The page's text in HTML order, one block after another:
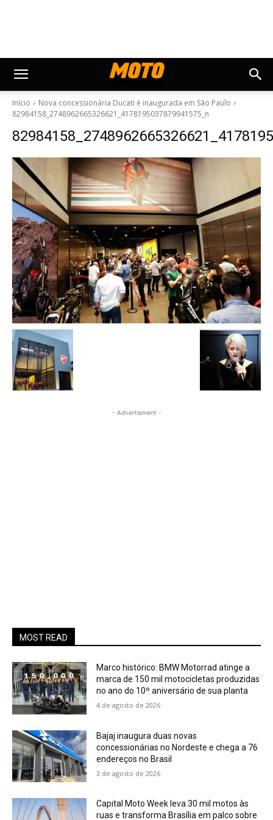
Início
Nova concessionária Ducati é inaugurada em São Paulo
82984158_2748962665326621_4178195037879941575_n
- Advertisment -
MOST READ
Marco histórico: BMW Motorrad atinge a
marca de 150 mil motocicletas produzidas
no ano do 10º aniversário de sua planta
4 de agosto de 2026
Bajaj inaugura duas novas
concessionárias no Nordeste e chega a 76
endereços no Brasil
3 de agosto de 2026
Capital Moto Week leva 30 mil motos às
ruas e transforma Brasília em palco sobre